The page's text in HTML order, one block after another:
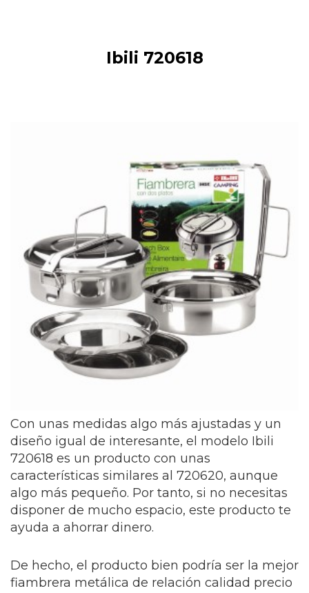
Ibili 720618
Con unas medidas algo más ajustadas y un
diseño igual de interesante, el modelo Ibili
720618 es un producto con unas
características similares al 720620, aunque
algo más pequeño. Por tanto, si no necesitas
disponer de mucho espacio, este producto te
ayuda a ahorrar dinero.
De hecho, el producto bien podría ser la mejor
fiambrera metálica de relación calidad precio